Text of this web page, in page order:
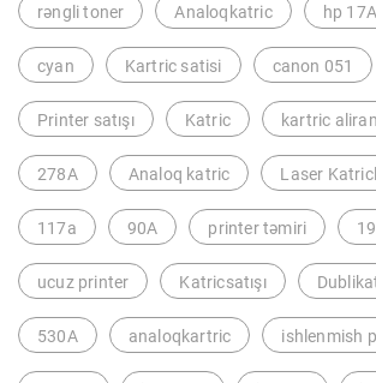
rəngli toner Analoqkatric hp 17A
cyan Kartric satisi canon 051
Printer satışı Katric kartric
278A Analoq katric Laser
117a 90A printer təmiri
ucuz printer Katricsatışı
530A analoqkartric ishlenmish